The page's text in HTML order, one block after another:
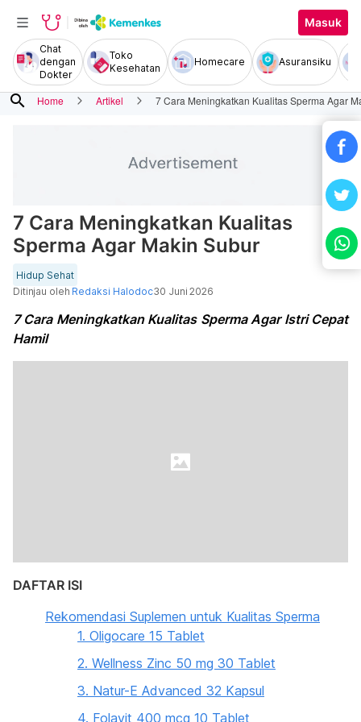
Masuk
Chat
dengan
Dokter
Toko
Kesehatan
Homecare Asuransiku
search Home Artikel 7 Cara Meningkatkan Kualitas Sperma Agar
7 Cara Meningkatkan Kualitas
Sperma Agar Makin Subur
Hidup Sehat
Ditinjau oleh Redaksi Halodoc30 Juni 2026
7 Cara Meningkatkan Kualitas Sperma Agar Istri Cepat
Hamil
DAFTAR ISI
Rekomendasi Suplemen untuk Kualitas Sperma
1. Oligocare 15 Tablet
2. Wellness Zinc 50 mg 30 Tablet
3. Natur-E Advanced 32 Kapsul
4. Folavit 400 mcg 10 Tablet